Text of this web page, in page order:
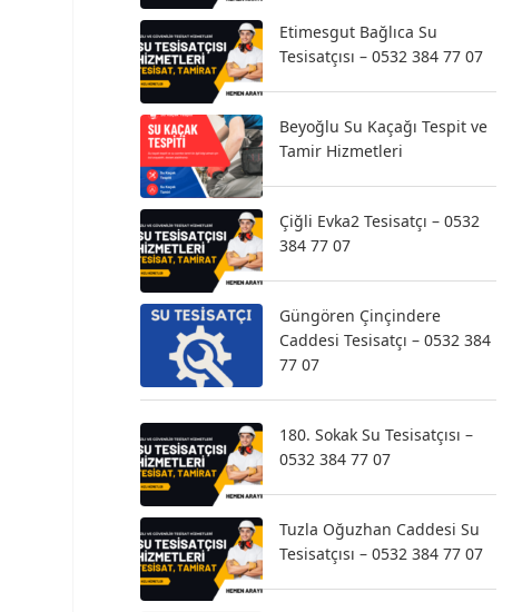
Etimesgut Bağlıca Su
Tesisatçısı – 0532 384 77 07
Beyoğlu Su Kaçağı Tespit ve
Tamir Hizmetleri
Çiğli Evka2 Tesisatçı – 0532
384 77 07
Güngören Çinçindere
Caddesi Tesisatçı – 0532 384
77 07
180. Sokak Su Tesisatçısı –
0532 384 77 07
Tuzla Oğuzhan Caddesi Su
Tesisatçısı – 0532 384 77 07